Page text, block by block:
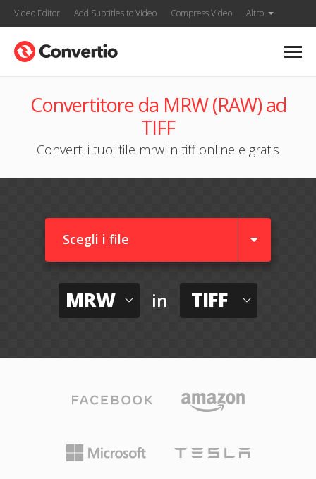
Video Editor Add Subtitles to Video Compress Video Altro
Convertitore da MRW (RAW) ad
TIFF
Converti i tuoi file mrw in tiff online e gratis
Scegli i file
MRW in TIFF